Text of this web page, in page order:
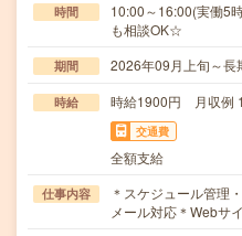
時間
10:00～16:00(実働5
も相談OK☆
期間 2026年09月上旬～
時給 時給1900円 月収例
交通費
全額支給
仕事内容
＊スケジュール管理
メール対応＊Webサ